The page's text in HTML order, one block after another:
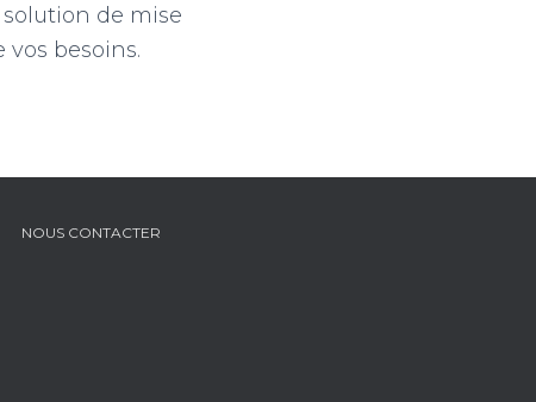
de mise
besoins.
NOUS CONTACTER